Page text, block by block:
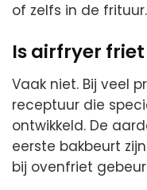
of zelfs in de frituur.
Is airfryer
Vaak niet. Bij veel
receptuur die
ontwikkeld. De
eerste bakbeurt
bij ovenfriet